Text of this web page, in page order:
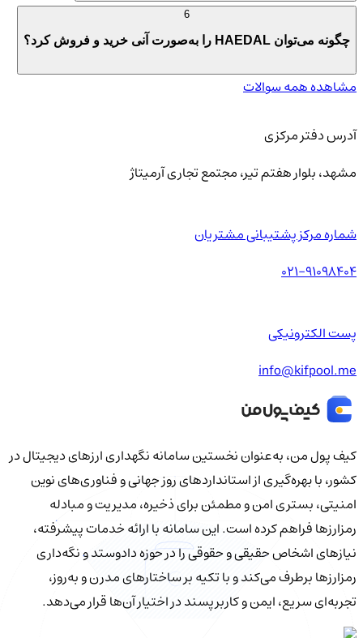
چگونه می‌توان HAEDAL را به‌صورت آنی خرید و فروش کرد؟
مشاهده همه سوالات
آدرس دفتر مرکزی
مشهد، بلوار هفتم تیر، مجتمع تجاری آرمیتاژ
شماره مرکز پشتیبانی مشتریان
021-91098404
پست الکترونیکی
info@kifpool.me
کیف‌ پول من، به‌عنوان نخستین سامانه نگهداری ارزهای دیجیتال در
کشور، با بهره‌گیری از استانداردهای روز جهانی و فناوری‌های نوین
امنیتی، بستری امن و مطمئن برای ذخیره، مدیریت و مبادله
رمزارزها فراهم کرده است. این سامانه با ارائه خدمات پیشرفته،
نیازهای اشخاص حقیقی و حقوقی را در حوزه دادوستد و نگه‌داری
رمزارزها برطرف می‌کند و با تکیه بر ساختارهای مدرن و به‌روز،
تجربه‌ای سریع، ایمن و کاربرپسند در اختیار آن‌ها قرار می‌دهد.